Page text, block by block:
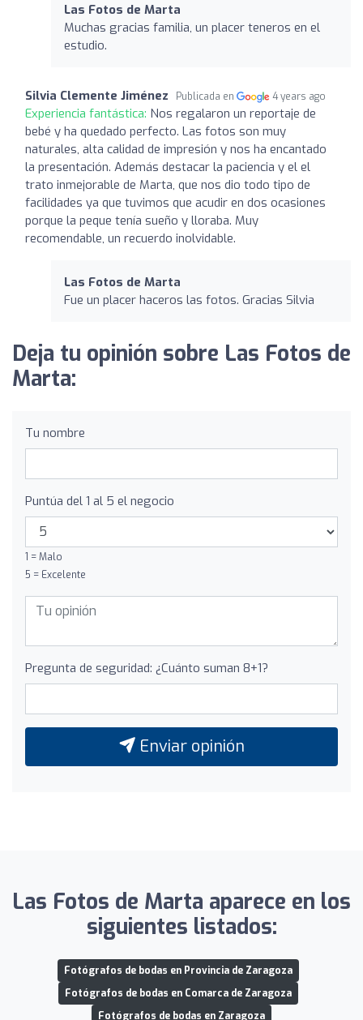
Las Fotos de Marta
Muchas gracias familia, un placer teneros en el
estudio.
Silvia Clemente Jiménez Publicada en 4 years ago
Experiencia fantástica: Nos regalaron un reportaje de
bebé y ha quedado perfecto. Las fotos son muy
naturales, alta calidad de impresión y nos ha encantado
la presentación. Además destacar la paciencia y el el
trato inmejorable de Marta, que nos dio todo tipo de
facilidades ya que tuvimos que acudir en dos ocasiones
porque la peque tenía sueño y lloraba. Muy
recomendable, un recuerdo inolvidable.
Las Fotos de Marta
Fue un placer haceros las fotos. Gracias Silvia
Deja tu opinión sobre Las Fotos de
Marta:
Tu nombre
Puntúa del 1 al 5 el negocio
1 = Malo
5 = Excelente
Pregunta de seguridad: ¿Cuánto suman 8+1?
Enviar opinión
Las Fotos de Marta aparece en los
siguientes listados:
Fotógrafos de bodas en Provincia de Zaragoza
Fotógrafos de bodas en Comarca de Zaragoza
Fotógrafos de bodas en Zaragoza